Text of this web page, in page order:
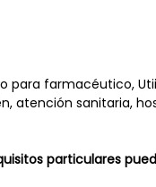
para farmacéutico,
atención sanitaria,
particulares